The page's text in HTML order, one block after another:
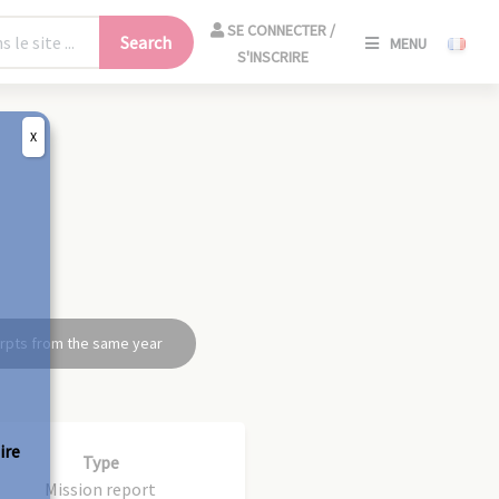
Search
SE CONNECTER /
S'INSCRIRE
MENU
from the same year
Type
Mission report
X